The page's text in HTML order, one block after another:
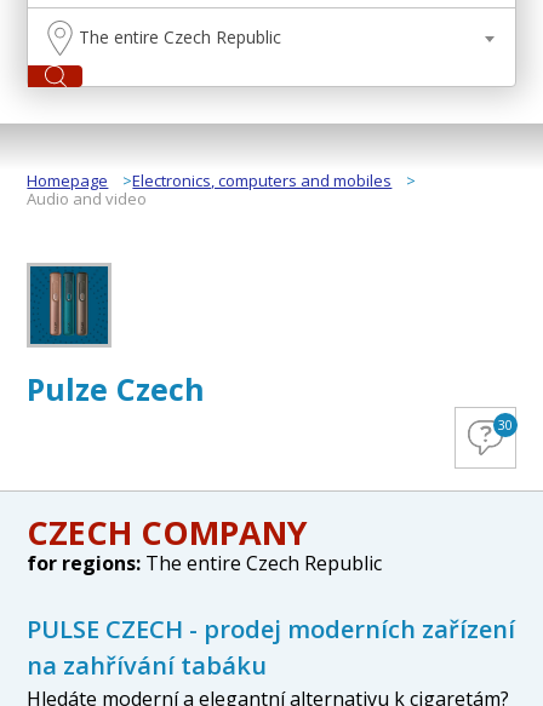
The entire Czech Republic
Homepage
Electronics, computers and mobiles
Audio and video
Pulze Czech
30
CZECH COMPANY
for regions: The entire Czech Republic
PULSE CZECH - prodej moderních zařízení
na zahřívání tabáku
Hledáte moderní a elegantní alternativu k cigaretám?